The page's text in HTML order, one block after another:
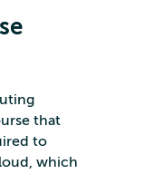
that
to
which